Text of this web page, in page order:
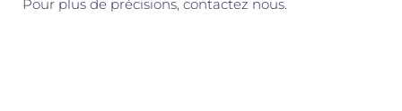
Pour plus de précisions, contactez nous.